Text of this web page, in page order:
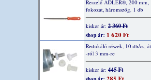
Reszelő ADLER®, 200 mm,
fokozat, háromszög, 1 db
kisker ár: 2 360 Ft
shop ár: 1 620 Ft
Redukáló részek, 10 db/cs,
-ról 3 mm-re
kisker ár: 445 Ft